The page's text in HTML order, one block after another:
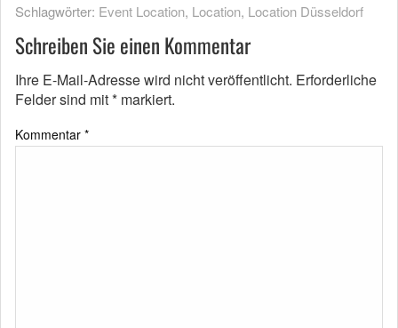
Schlagwörter: Event Location, Location, Location Düsseldorf
Schreiben Sie einen Kommentar
Ihre E-Mail-Adresse wird nicht veröffentlicht. Erforderliche
Felder sind mit* markiert.
Kommentar *